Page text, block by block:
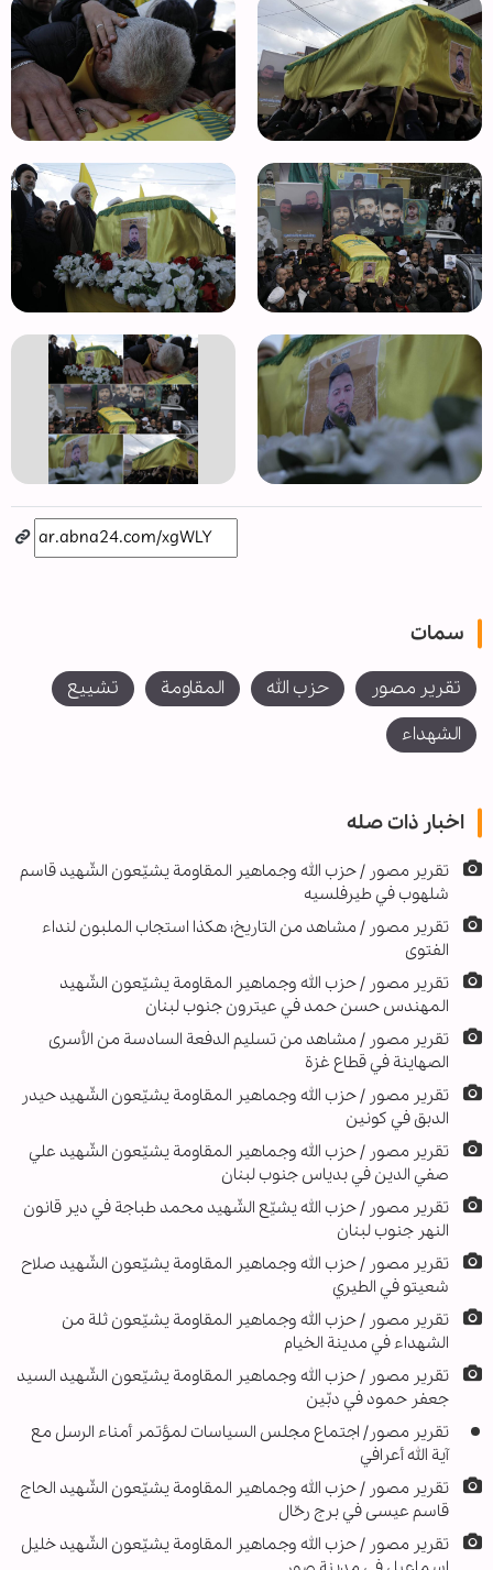
سمات
تقرير مصور حزب الله المقاومة
تشييع
الشهداء
اخبار ذات صله
تقرير مصور / حزب الله وجماهير المقاومة يشيّعون الشّهيد قاسم
شلهوب في طيرفلسيه
تقرير مصور / مشاهد من التاريخ؛ هکذا استجاب الملبون لنداء
الفتوى
تقریر مصور / حزب الله وجماهير المقاومة يشيّعون الشّهيد
المهندس حسن حمد في عيترون جنوب لبنان
تقرير مصور / مشاهد من تسليم الدفعة السادسة من الأسرى
الصهاينة في قطاع غزة
تقرير مصور / حزب الله وجماهير المقاومة يشيّعون الشّهيد حيدر
الدبق في كونين
تقریر مصور / حزب الله وجماهير المقاومة يشيّعون الشّهيد علي
صفي الدين في بدياس جنوب لبنان
تقرير مصور / حزب الله يشيّع الشّهيد محمد طباجة في دير قانون
النهر جنوب لبنان
تقرير مصور / حزب الله وجماهير المقاومة يشيّعون الشّهيد صلاح
شعيتو في الطيري
تقریر مصور / حزب الله وجماهير المقاومة يشيّعون ثلة من
الشهداء في مدينة الخيام
تقرير مصور / حزب الله وجماهير المقاومة يشيّعون الشّهيد السيد
جعفر حمود في دبّين
تقرير مصور/ اجتماع مجلس السياسات لمؤتمر أمناء الرسل مع
آية الله أعرافي
تقریر مصور / حزب الله وجماهير المقاومة يشيّعون الشّهيد الحاج
قاسم عيسى في برج رحّال
تقریر مصور / حزب الله وجماهير المقاومة يشيّعون الشّهيد خليل